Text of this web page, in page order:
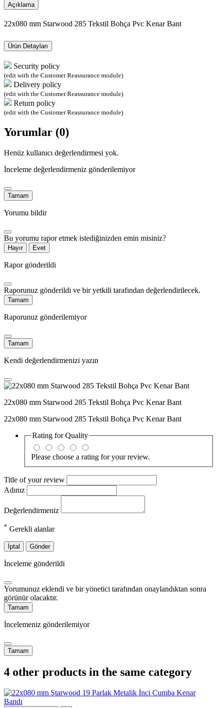
Açıklama
22x080 mm Starwood 285 Tekstil Bohça Pvc Kenar Bant
Ürün Detayları
Security policy
(edit with the Customer Reassurance module)
Delivery policy
(edit with the Customer Reassurance module)
Return policy
(edit with the Customer Reassurance module)
Yorumlar (0)
Henüz kullanıcı değerlendirmesi yok.
İnceleme değerlendirmeniz gönderilemiyor
Tamam
Yorumu bildir
Bu yorumu rapor etmek istediğinizden emin misiniz?
Hayır Evet
Rapor gönderildi
Raporunuz gönderildi ve bir yetkili tarafından değerlendirilecek.
Tamam
Raporunuz gönderilemiyor
Tamam
Kendi değerlendirmenizi yazın
22x080 mm Starwood 285 Tekstil Bohça Pvc Kenar Bant
22x080 mm Starwood 285 Tekstil Bohça Pvc Kenar Bant
Rating forQuality
Please choose a rating for your review.
Title of your review
Adınız
Değerlendirmeniz
* Gerekli alanlar
İptal Gönder
İnceleme gönderildi
Yorumunuz eklendi ve bir yönetici tarafından onaylandıktan sonra
görünür olacaktır.
Tamam
İncelemeniz gönderilemiyor
Tamam
4 other products in the same category